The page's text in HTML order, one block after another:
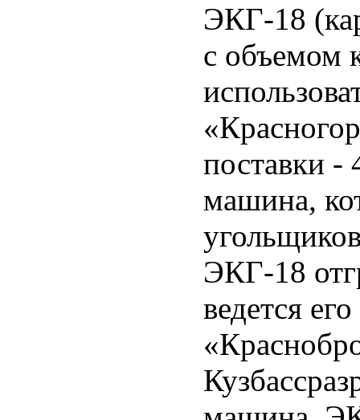
ЭКГ-18
с объемом
поставки -
машина,
ЭКГ-18
ведется